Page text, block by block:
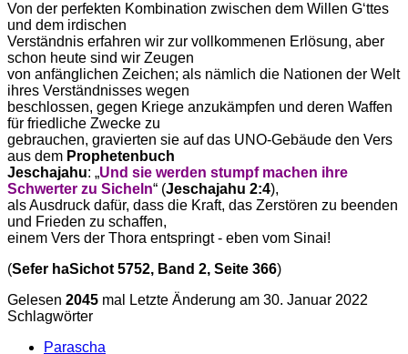
Von der perfekten Kombination zwischen dem Willen G‘ttes
und dem irdischen
Verständnis erfahren wir zur vollkommenen Erlösung, aber
schon heute sind wir Zeugen
von anfänglichen Zeichen; als nämlich die Nationen der Welt
ihres Verständnisses wegen
beschlossen, gegen Kriege anzukämpfen und deren Waffen
für friedliche Zwecke zu
gebrauchen, gravierten sie auf das UNO-Gebäude den Vers
aus dem Prophetenbuch
Jeschajahu: „Und sie werden stumpf machen ihre
Schwerter zu Sicheln“ (Jeschajahu 2:4),
als Ausdruck dafür, dass die Kraft, das Zerstören zu beenden
und Frieden zu schaffen,
einem Vers der Thora entspringt - eben vom Sinai!
(Sefer haSichot 5752, Band 2, Seite 366)
Gelesen 2045 mal
Letzte Änderung am 30. Januar 2022
Schlagwörter
Parascha